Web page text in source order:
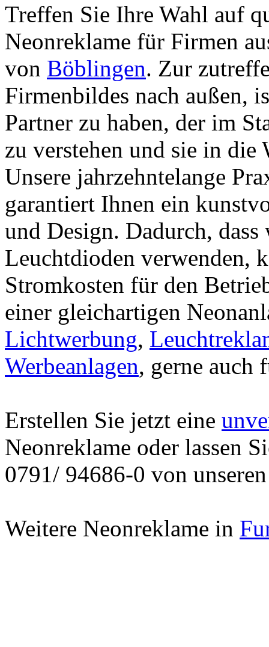
Treffen Sie Ihre Wahl auf
Neonreklame für Firmen
von Böblingen. Zur
Firmenbildes nach außen,
Partner zu haben, der im
zu verstehen und sie in
Unsere jahrzehntelange
garantiert Ihnen ein
und Design. Dadurch,
Leuchtdioden verwenden,
Stromkosten für den
einer gleichartigen
Lichtwerbung,
Werbeanlagen, gerne auch
Erstellen Sie jetzt eine
Neonreklame oder lassen
0791/ 94686-0 von
Weitere Neonreklame in